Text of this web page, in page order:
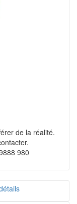
de la réalité.
980